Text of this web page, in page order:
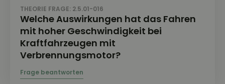
THEORIE FRAGE: 2.5.01-016
Welche Auswirkungen hat das Fahren
mit hoher Geschwindigkeit bei
Kraftfahrzeugen mit
Verbrennungsmotor?